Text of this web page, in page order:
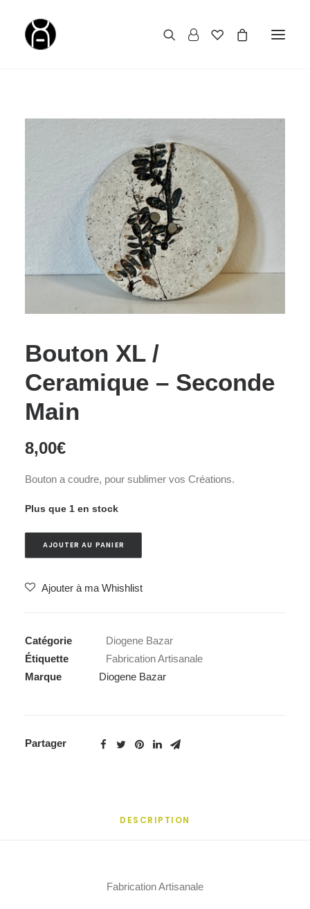
Bouton XL /
Ceramique – Seconde
Main
8,00€
Bouton a coudre, pour sublimer vos Créations.
Plus que 1 en stock
AJOUTER AU PANIER
Ajouter à ma Whishlist
Catégorie
Diogene Bazar
Étiquette
Fabrication Artisanale
Marque
Diogene Bazar
Partager
DESCRIPTION
Fabrication Artisanale